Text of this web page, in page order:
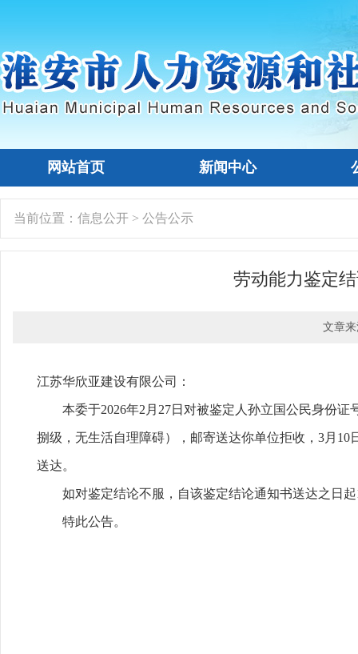
网站首页 新闻中心
当前位置： 信息公开 > 公告公示
劳动能力鉴定
文章
江苏华欣亚建设有限公司：
本委于2026年2月27日对被鉴定人孙立国公民身份
捌级，无生活自理障碍），邮寄送达你单位拒收，3月
送达。
如对鉴定结论不服，自该鉴定结论通知书送达之日
特此公告。